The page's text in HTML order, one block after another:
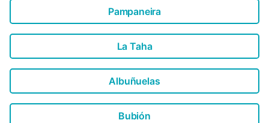
Pampaneira
La Taha
Albuñuelas
Bubión